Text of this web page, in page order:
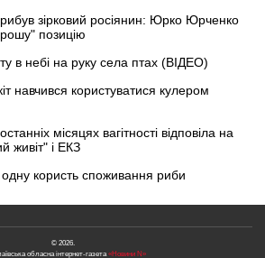
зірковий росіянин: Юрко Юрченко
позицію
в небі на руку села птах (ВІДЕО)
навчився користуватися кулером
місяцях вагітності відповіла на
живіт" і ЕКЗ
користь споживання риби
© 2026.
обласна інтернет-газета«Новини N»